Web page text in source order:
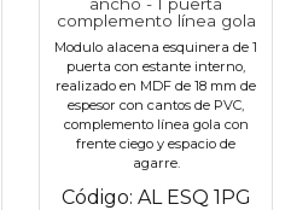
complemento línea gola
Modulo alacena esquinera de 1
puerta con estante interno,
realizado en MDF de 18 mm de
espesor con cantos de PVC,
complemento línea gola con
frente ciego y espacio de
agarre.
Código: AL ESQ 1PG